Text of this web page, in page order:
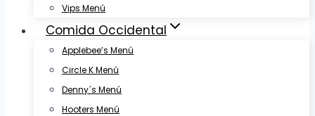
Vips Menú
Comida Occidental
Applebee’s Menú
Circle K Menú
Denny´s Menú
Hooters Menú